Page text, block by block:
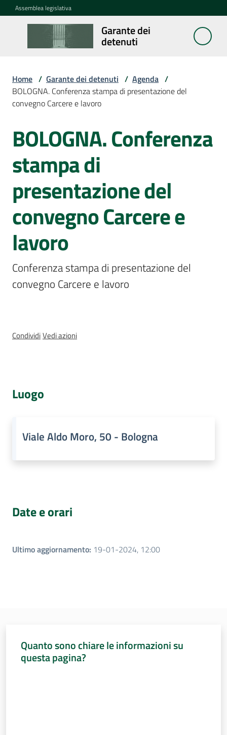
Vai al contenuto
Vai alla navigazione
Vai al footer
Assemblea legislativa
Garante dei
detenuti
Garante
dei
Cosa
Notizie
Segnalazioni
Assemblea
legislativa
Assemblea
Argomenti
Per i cittadini
Home / Garante dei detenuti / Agenda /
BOLOGNA. Conferenza stampa di presentazione del
convegno Carcere e lavoro
Salta al contenuto
BOLOGNA. Conferenza
stampa di
presentazione del
convegno Carcere e
lavoro
Conferenza stampa di presentazione del
convegno Carcere e lavoro
CondividiVedi azioni
Luogo
Viale Aldo Moro, 50 - Bologna
Date e orari
Ultimo aggiornamento: 19-01-2024, 12:00
Quanto sono chiare le informazioni su
questa pagina?